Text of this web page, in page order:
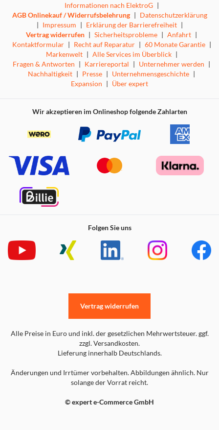
Informationen nach ElektroG |
AGB Onlinekauf / Widerrufsbelehrung | Datenschutzerklärung
| Impressum | Erklärung der Barrierefreiheit |
Vertrag widerrufen | Sicherheitsprobleme | Anfahrt |
Kontaktformular | Recht auf Reparatur | 60 Monate Garantie |
Markenwelt | Alle Services im Überblick |
Fragen & Antworten | Karriereportal | Unternehmer werden |
Nachhaltigkeit | Presse | Unternehmensgeschichte |
Expansion | Über expert
Wir akzeptieren im Onlineshop folgende Zahlarten
Folgen Sie uns
Alle Preise in Euro und inkl. der gesetzlichen Mehrwertsteuer. ggf.
zzgl. Versandkosten.
Lieferung innerhalb Deutschlands.
Änderungen und Irrtümer vorbehalten. Abbildungen ähnlich. Nur
solange der Vorrat reicht.
© expert e-Commerce GmbH
Vertrag widerrufen